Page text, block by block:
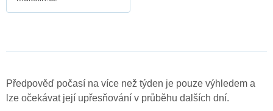
Předpověď počasí na více než týden je pouze výhledem a
lze očekávat její upřesňování v průběhu dalších dní.